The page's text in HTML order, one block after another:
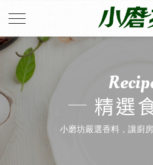
精選
小磨坊嚴選香料，讓廚